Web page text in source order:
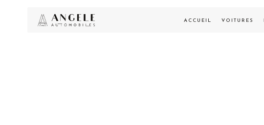
ACCUEIL VOITURES